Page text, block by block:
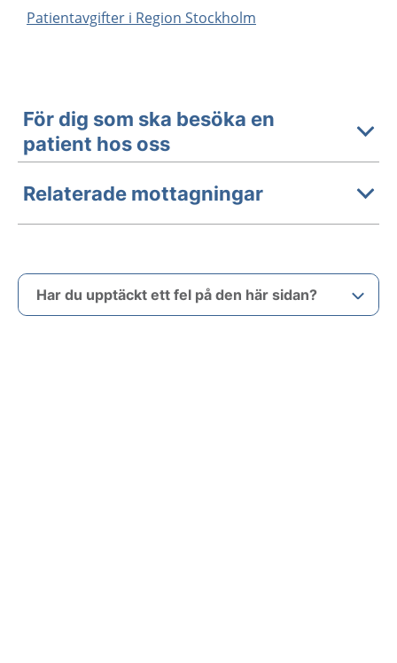
Patientavgifter i Region Stockholm
För dig som ska besöka en
patient hos oss
Relaterade mottagningar
Har du upptäckt ett fel på den här sidan?